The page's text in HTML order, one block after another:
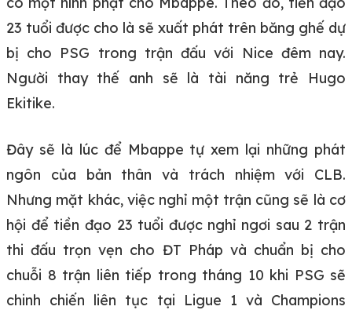
23 tuổi được cho là sẽ xuất phát trên băng ghế dự
bị cho PSG trong trận đấu với Nice đêm nay.
Người thay thế anh sẽ là tài năng trẻ Hugo
Ekitike.
Đây sẽ là lúc để Mbappe tự xem lại những phát
ngôn của bản thân và trách nhiệm với CLB.
Nhưng mặt khác, việc nghỉ một trận cũng sẽ là cơ
hội để tiền đạo 23 tuổi được nghỉ ngơi sau 2 trận
thi đấu trọn vẹn cho ĐT Pháp và chuẩn bị cho
chuỗi 8 trận liên tiếp trong tháng 10 khi PSG sẽ
chinh chiến liên tục tại Ligue 1 và Champions